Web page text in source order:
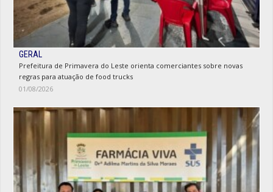
GERAL
Prefeitura de Primavera do Leste orienta comerciantes sobre novas
regras para atuação de food trucks
01/08/2026